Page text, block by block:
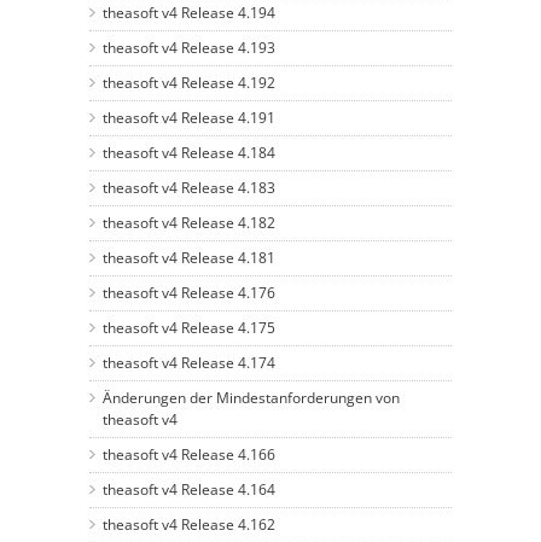
theasoft v4 Release 4.194
theasoft v4 Release 4.193
theasoft v4 Release 4.192
theasoft v4 Release 4.191
theasoft v4 Release 4.184
theasoft v4 Release 4.183
theasoft v4 Release 4.182
theasoft v4 Release 4.181
theasoft v4 Release 4.176
theasoft v4 Release 4.175
theasoft v4 Release 4.174
Änderungen der Mindestanforderungen von
theasoft v4
theasoft v4 Release 4.166
theasoft v4 Release 4.164
theasoft v4 Release 4.162